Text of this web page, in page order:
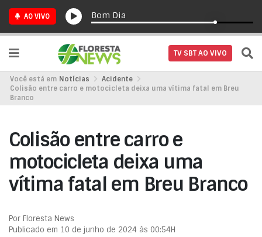
AO VIVO Bom Dia
TV SBT AO VIVO
Você está em Notícias
Acidente
Colisão entre carro e motocicleta deixa uma vítima fatal em Breu
Branco
Colisão entre carro e
motocicleta deixa uma
vítima fatal em Breu Branco
Por Floresta News
Publicado em 10 de junho de 2024 às 00:54H